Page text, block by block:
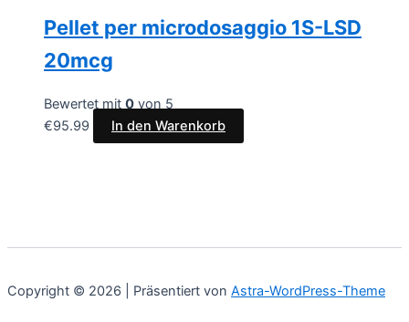
Pellet per microdosaggio 1S-LSD
20mcg
Bewertet mit 0 von 5
€95.99 In den Warenkorb
Copyright © 2026 | Präsentiert von Astra-WordPress-Theme